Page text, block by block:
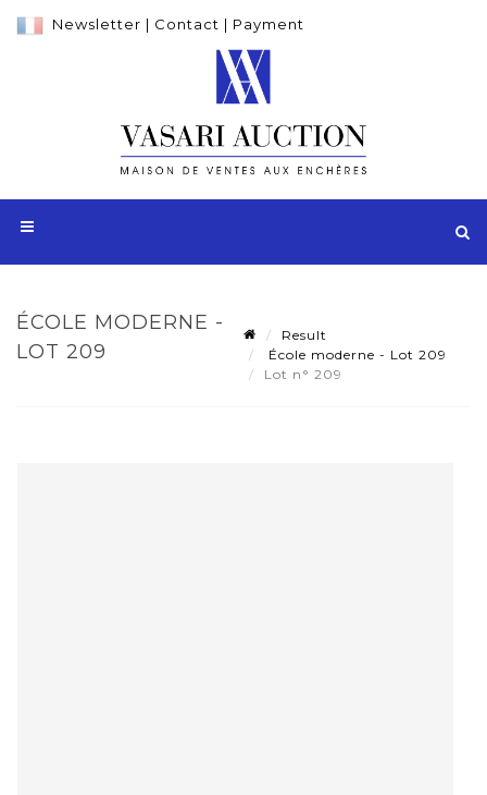
Newsletter | Contact | Payment
ÉCOLE MODERNE -
LOT 209
Result
École moderne - Lot 209
Lot n° 209